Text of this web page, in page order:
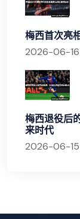
梅西首次亮
2026-06-16
梅西退役后
来时代
2026-06-